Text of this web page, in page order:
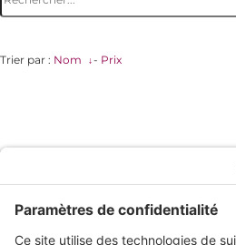
Trier par : Nom - Prix